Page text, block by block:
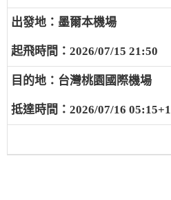
墨爾本機場
2026/07/15 21:50
台灣桃園國際機場
2026/07/16 05:15+1